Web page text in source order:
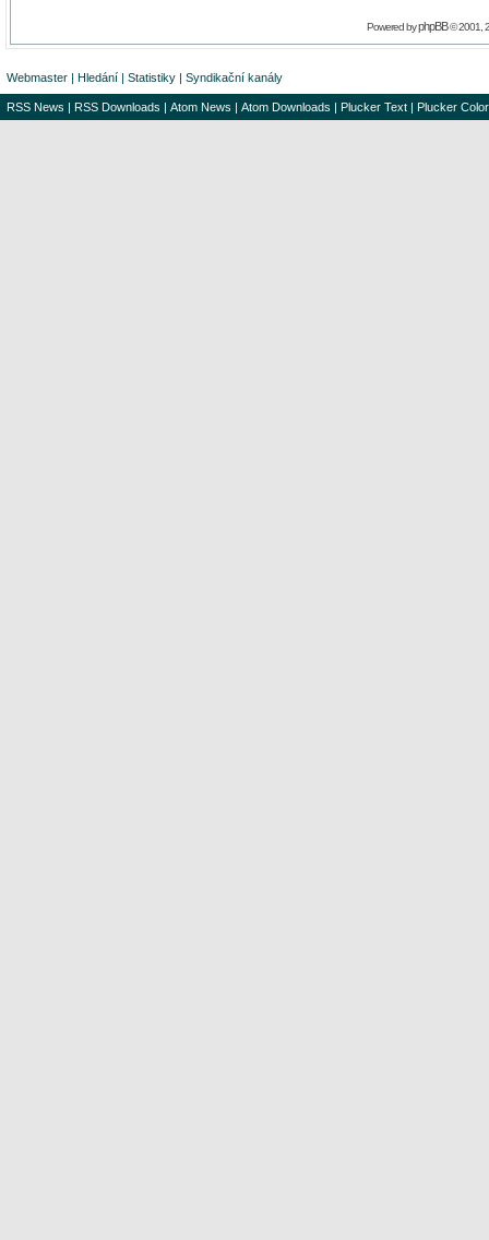
Powered byphpBB© 2001,
Webmaster | Hledání | Statistiky | Syndikační kanály
RSS News | RSS Downloads | Atom News | Atom Downloads | Plucker Text | Plucker Color